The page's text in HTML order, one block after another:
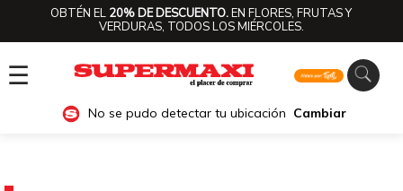
OBTÉN EL 20% DE DESCUENTO.EN FLORES, FRUTAS Y
VERDURAS, TODOS LOS MIÉRCOLES.
☰
No se pudo detectar tu ubicación Cambiar